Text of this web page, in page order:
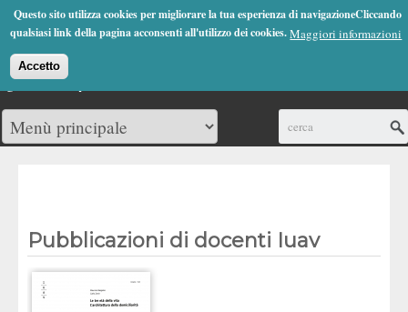
Questo sito utilizza cookies per migliorare la tua esperienza di navigazioneCliccando
qualsiasi link della pagina acconsenti all'utilizzo dei cookies.Maggiori informazioni
Accetto
Jump to Navigation
(0)
Pubblicazioni di docenti Iuav